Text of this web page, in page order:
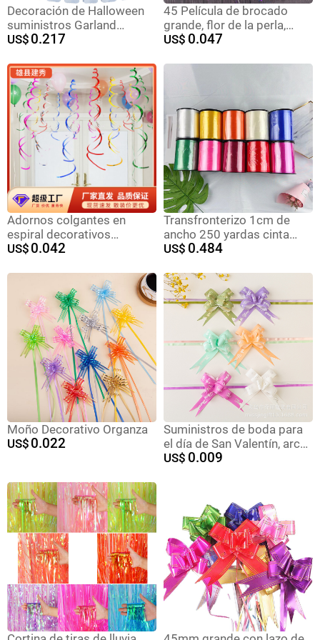
Decoración de Halloween
suministros Garland
fantasma Festival Escena
fantasma cabeza calabaza
papel Garland al por mayor
US$ 0.217
45 Película de brocado
grande, flor de la perla,
boda, diamante
regalo, caja de regalo,
US$ 0.047
Adornos colgantes en
espiral decorativos
transfronterizos, artículos
para bodas, guirnaldas en
espiral para Halloween y
guarderías, decoraciones
colgantes, cintas.
US$ 0.042
Transfronterizo 1cm de
ancho 250 yardas cinta
globo atado cuerda fiesta
cinta globo accesorios
boda cinta
US$ 0.484
Moño Decorativo Organza
US$ 0.022
Suministros de boda para
el día de San Valentín, arco
pequeño, decoración de
vacaciones, cinta de regalo
US$ 0.009